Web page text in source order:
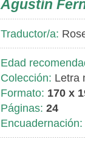
Agustín
Traductor/a:
Edad
Colección: Letra
Formato: 170 x
Páginas: 24
Encuadernación: